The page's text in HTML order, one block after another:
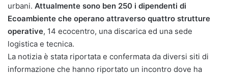
urbani. Attualmente sono ben 250 i dipendenti di
Ecoambiente che operano attraverso quattro strutture
operative, 14 ecocentro, una discarica ed una sede
logistica e tecnica.
La notizia è stata riportata e confermata da diversi siti di
informazione che hanno riportato un incontro dove ha